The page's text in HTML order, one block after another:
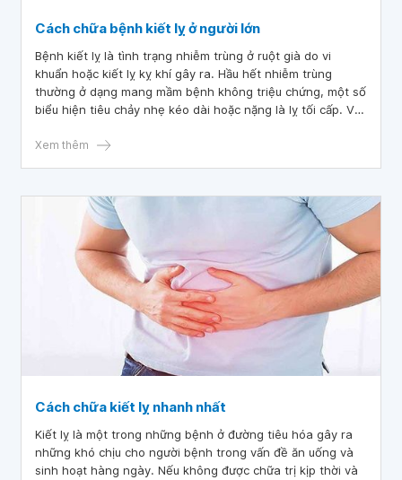
Cách chữa bệnh kiết lỵ ở người lớn
Bệnh kiết lỵ là tình trạng nhiễm trùng ở ruột già do vi
khuẩn hoặc kiết lỵ kỵ khí gây ra. Hầu hết nhiễm trùng
thường ở dạng mang mầm bệnh không triệu chứng, một số
biểu hiện tiêu chảy nhẹ kéo dài hoặc nặng là lỵ tối cấp. Vậy
Xem thêm
Cách chữa kiết lỵ nhanh nhất
Kiết lỵ là một trong những bệnh ở đường tiêu hóa gây ra
những khó chịu cho người bệnh trong vấn đề ăn uống và
sinh hoạt hàng ngày. Nếu không được chữa trị kịp thời và